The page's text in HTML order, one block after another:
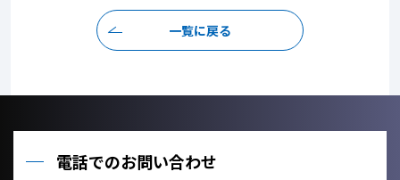
一覧に戻る
電話でのお問い合わせ